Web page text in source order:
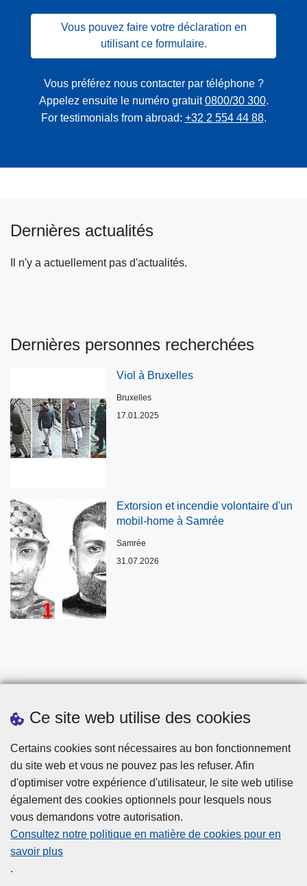
Ce site web utilise des cookies
Certains cookies sont nécessaires au bon fonctionnement
du site web et vous ne pouvez pas les refuser. Afin
d'optimiser votre expérience d'utilisateur, le site web utilise
également des cookies optionnels pour lesquels nous
vous demandons votre autorisation.
Consultez notre politique en matière de cookies pour en
savoir plus
.
Vous pouvez faire votre déclaration en
utilisant ce formulaire.
Vous préférez nous contacter par téléphone ?
Appelez ensuite le numéro gratuit0800/30 300.
For testimonials from abroad: +32 2 554 44 88.
Dernières actualités
Il n'y a actuellement pas d'actualités.
Dernières personnes recherchées
Viol à Bruxelles
Lieux
Bruxelles
17.01.2025
Extorsion et incendie volontaire d'un
mobil-home à Samrée
Lieux
Samrée
31.07.2026
Statistiques